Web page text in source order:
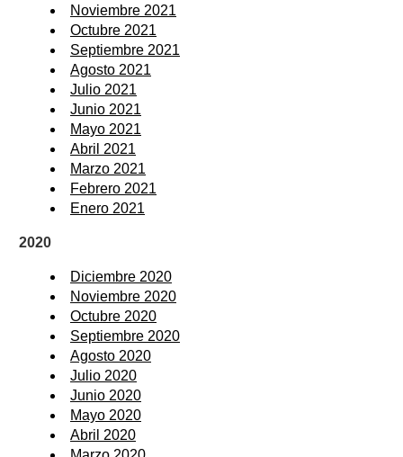
Noviembre 2021
Octubre 2021
Septiembre 2021
Agosto 2021
Julio 2021
Junio 2021
Mayo 2021
Abril 2021
Marzo 2021
Febrero 2021
Enero 2021
2020
Diciembre 2020
Noviembre 2020
Octubre 2020
Septiembre 2020
Agosto 2020
Julio 2020
Junio 2020
Mayo 2020
Abril 2020